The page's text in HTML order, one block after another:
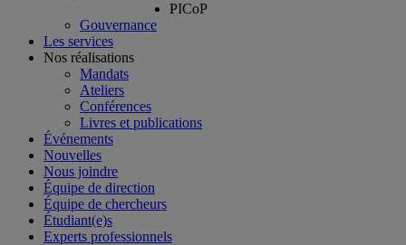
PICoP
Gouvernance
Les services
Nos réalisations
Mandats
Ateliers
Conférences
Livres et publications
Événements
Nouvelles
Nous joindre
Équipe de direction
Équipe de chercheurs
Étudiant(e)s
Experts professionnels